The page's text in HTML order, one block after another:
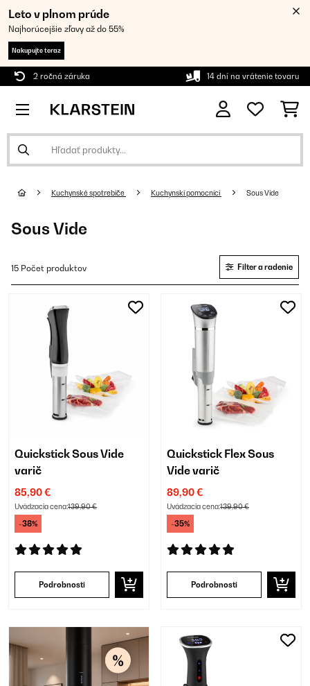
Leto v plnom prúde
Najhorúcejšie zľavy až do 55%
Nakupujte teraz
2 ročná záruka 14 dní na vrátenie tovaru
Kuchynské spotrebiče Kuchynskí pomocníci Sous Vide
Sous Vide
15 Počet produktov Filter a radenie
Quickstick Sous Vide
varič
85,90 €
Uvádzacia cena:139,90 €
-38%
Podrobnosti
Quickstick Flex Sous
Vide varič
89,90 €
Uvádzacia cena:139,90 €
-35%
Podrobnosti